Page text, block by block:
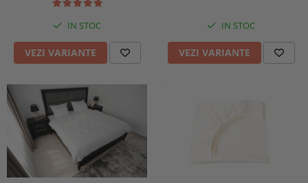
IN STOC
VEZI VARIANTE
IN STOC
VEZI VARIANTE